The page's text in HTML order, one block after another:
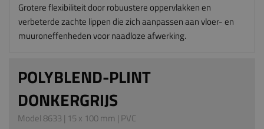
Grotere flexibiliteit door robuustere oppervlakken en
verbeterde zachte lippen die zich aanpassen aan vloer- en
muuroneffenheden voor naadloze afwerking.
POLYBLEND-PLINT
DONKERGRIJS
Model 8633 | 15 x 100 mm | PVC